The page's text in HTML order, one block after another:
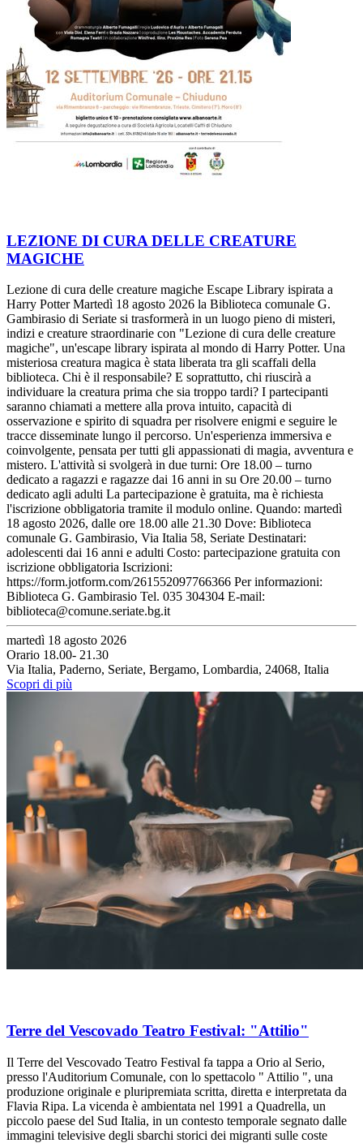
LEZIONE DI CURA DELLE CREATURE
MAGICHE
Lezione di cura delle creature magiche Escape Library ispirata a
Harry Potter Martedì 18 agosto 2026 la Biblioteca comunale G.
Gambirasio di Seriate si trasformerà in un luogo pieno di misteri,
indizi e creature straordinarie con "Lezione di cura delle creature
magiche", un'escape library ispirata al mondo di Harry Potter. Una
misteriosa creatura magica è stata liberata tra gli scaffali della
biblioteca. Chi è il responsabile? E soprattutto, chi riuscirà a
individuare la creatura prima che sia troppo tardi? I partecipanti
saranno chiamati a mettere alla prova intuito, capacità di
osservazione e spirito di squadra per risolvere enigmi e seguire le
tracce disseminate lungo il percorso. Un'esperienza immersiva e
coinvolgente, pensata per tutti gli appassionati di magia, avventura e
mistero. L'attività si svolgerà in due turni: Ore 18.00 – turno
dedicato a ragazzi e ragazze dai 16 anni in su Ore 20.00 – turno
dedicato agli adulti La partecipazione è gratuita, ma è richiesta
l'iscrizione obbligatoria tramite il modulo online. Quando: martedì
18 agosto 2026, dalle ore 18.00 alle 21.30 Dove: Biblioteca
comunale G. Gambirasio, Via Italia 58, Seriate Destinatari:
adolescenti dai 16 anni e adulti Costo: partecipazione gratuita con
iscrizione obbligatoria Iscrizioni:
https://form.jotform.com/261552097766366 Per informazioni:
Biblioteca G. Gambirasio Tel. 035 304304 E-mail:
biblioteca@comune.seriate.bg.it
martedì 18 agosto 2026
Orario 18.00- 21.30
Via Italia, Paderno, Seriate, Bergamo, Lombardia, 24068, Italia
Scopri di più
Terre del Vescovado Teatro Festival: "Attilio"
Il Terre del Vescovado Teatro Festival fa tappa a Orio al Serio,
presso l'Auditorium Comunale, con lo spettacolo " Attilio ", una
produzione originale e pluripremiata scritta, diretta e interpretata da
Flavia Ripa. La vicenda è ambientata nel 1991 a Quadrella, un
piccolo paese del Sud Italia, in un contesto temporale segnato dalle
immagini televisive degli sbarchi storici dei migranti sulle coste